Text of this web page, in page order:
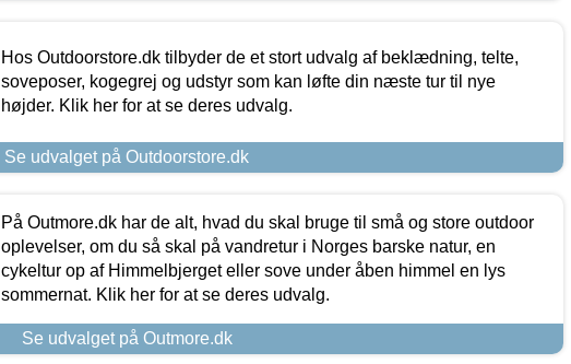
Hos Outdoorstore.dk tilbyder de et stort udvalg af beklædning, telte,
soveposer, kogegrej og udstyr som kan løfte din næste tur til nye
højder. Klik her for at se deres udvalg.
Se udvalget på Outdoorstore.dk
På Outmore.dk har de alt, hvad du skal bruge til små og store outdoor
oplevelser, om du så skal på vandretur i Norges barske natur, en
cykeltur op af Himmelbjerget eller sove under åben himmel en lys
sommernat. Klik her for at se deres udvalg.
Se udvalget på Outmore.dk